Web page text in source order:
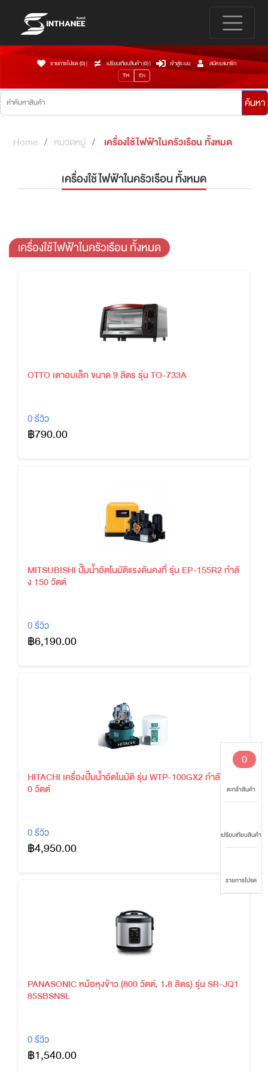
รายการโปรด (0)| เปรียบเทียบสินค้า (0)| เข้าสู่ระบบ
สมัครสมาชิก
TH
EN
ค้นหา
0
ตะกร้าสินค้า
เปรียบเทียบสินค้า
รายการโปรด
Home หมวดหมู่ เครื่องใช้ไฟฟ้าในครัวเรือน ทั้งหมด
เครื่องใช้ไฟฟ้าในครัวเรือน ทั้งหมด
เครื่องใช้ไฟฟ้าในครัวเรือน ทั้งหมด
OTTO เตาอบเล็ก ขนาด 9 ลิตร รุ่น TO-733A
0 รีวิว
฿790.00
MITSUBISHI ปั๊มน้ำอัตโนมัติแรงดันคงที่ รุ่น EP-155R2 กำลั
ง 150 วัตต์
0 รีวิว
฿6,190.00
HITACHI เครื่องปั๊มน้ำอัตโนมัติ รุ่น WTP-100GX2 กำลัง 10
0 วัตต์
0 รีวิว
฿4,950.00
PANASONIC หม้อหุงข้าว (800 วัตต์, 1.8 ลิตร) รุ่น SR-JQ1
85SBSNSL
0 รีวิว
฿1,540.00